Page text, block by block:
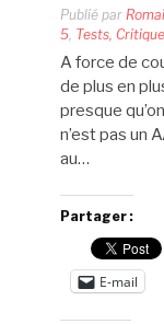
Publié par
5 Tests,
A force de
de plus en
presque
n’est pas un
au…
Partager :
E-mail